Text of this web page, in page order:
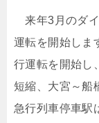
来年3月のダ
運転を開始しま
行運転を開始し
短縮、大宮～船
急行列車停車駅